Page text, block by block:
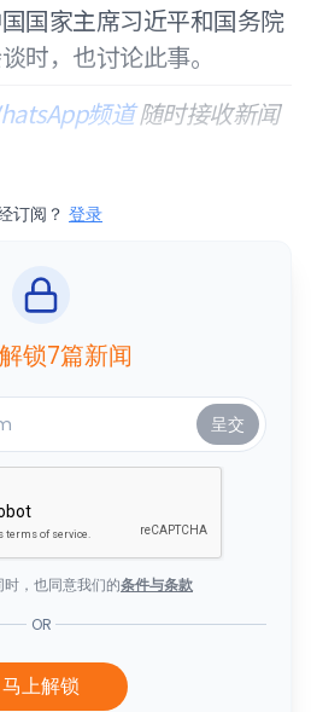
国家主席习近平和国务院
时，也讨论此事。
频道随时接收新闻
订阅？ 登录
锁7篇新闻
，也同意我们的条件与条款
OR
马上解锁